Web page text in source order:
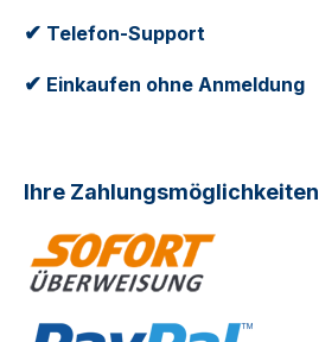
✔ Telefon-Support
✔ Einkaufen ohne Anmeldung
Ihre Zahlungsmöglichkeiten